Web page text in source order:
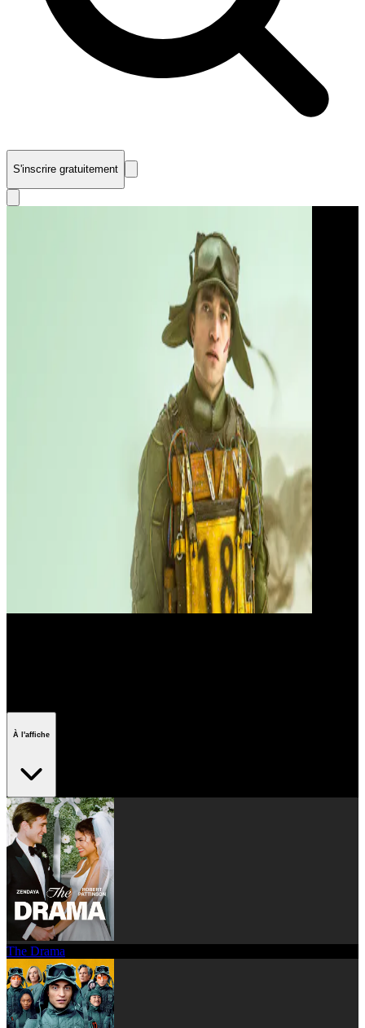
S'inscrire gratuitement
À l'affiche
The Drama